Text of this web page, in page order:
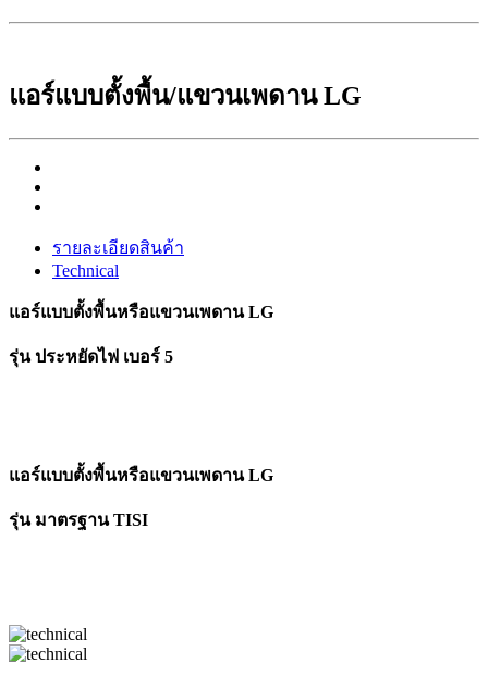
แอร์แบบตั้งพื้น/แขวนเพดาน LG
รายละเอียดสินค้า
Technical
แอร์แบบตั้งพื้นหรือแขวนเพดาน LG
รุ่น ประหยัดไฟ เบอร์ 5
แอร์แบบตั้งพื้นหรือแขวนเพดาน LG
รุ่น มาตรฐาน TISI